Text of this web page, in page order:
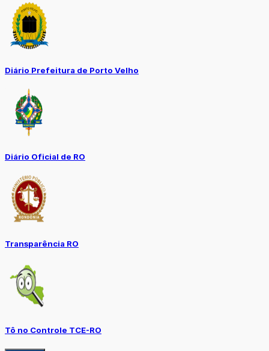
Diário Prefeitura de Porto Velho
Diário Oficial de RO
Transparência RO
Tô no Controle TCE-RO